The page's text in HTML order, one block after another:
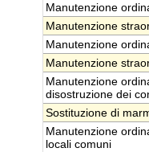
Manutenzione
Manutenzione
Manutenzione
Manutenzione
Manutenzione
disostruzione dei
Sostituzione di
Manutenzione
locali comuni